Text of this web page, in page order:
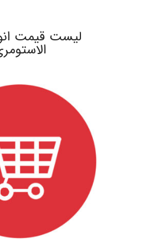
لیست قیمت